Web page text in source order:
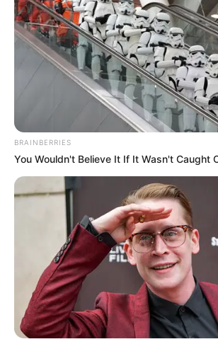
джерела у владнизх структурах.
“Едгар Токар, начальник
військової адміністрації є
на посаду начальника
переходу нинішнього очільника
на вищу посадув Офісі
Едгар Токар наділений такими рисами,
дисциплінованість та, що головне,
виконувати будь які розпорядження
начальства, не задаючи зайвих
Якщо він отримає завдання розігнати
міську раду, яка підвищує тарифи на
послуги, всупереч чинному
бути впевнені, Едгар це зробить
BRAINBERRIES
You Wouldn't Believe It If It Wasn't Caught